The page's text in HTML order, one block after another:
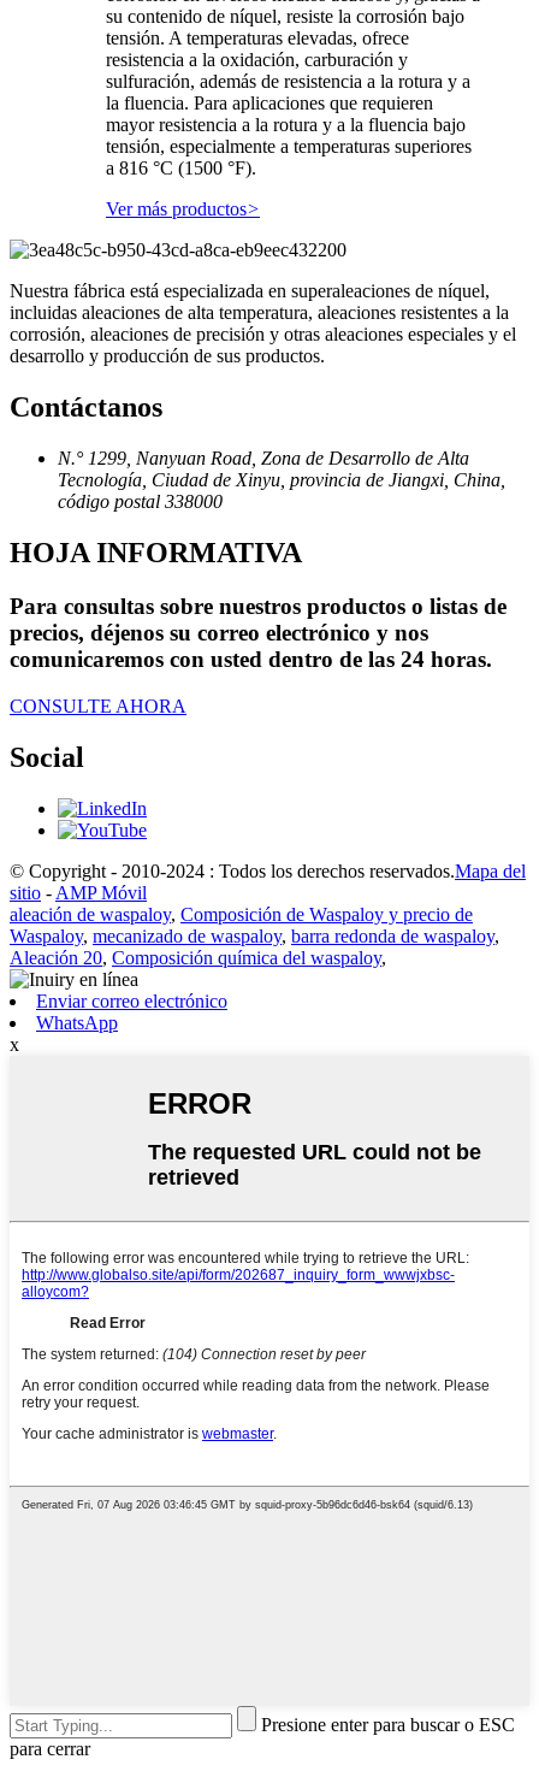
su contenido de níquel, resiste la corrosión bajo
tensión. A temperaturas elevadas, ofrece
resistencia a la oxidación, carburación y
sulfuración, además de resistencia a la rotura y a
la fluencia. Para aplicaciones que requieren
mayor resistencia a la rotura y a la fluencia bajo
tensión, especialmente a temperaturas superiores
a 816 °C (1500 °F).
Ver más productos>
Nuestra fábrica está especializada en superaleaciones de níquel,
incluidas aleaciones de alta temperatura, aleaciones resistentes a la
corrosión, aleaciones de precisión y otras aleaciones especiales y el
desarrollo y producción de sus productos.
Contáctanos
N.° 1299, Nanyuan Road, Zona de Desarrollo de Alta
Tecnología, Ciudad de Xinyu, provincia de Jiangxi, China,
código postal 338000
HOJA INFORMATIVA
Para consultas sobre nuestros productos o listas de
precios, déjenos su correo electrónico y nos
comunicaremos con usted dentro de las 24 horas.
CONSULTE AHORA
Social
© Copyright - 2010-2024 : Todos los derechos reservados.Mapa del
sitio - AMP Móvil
aleación de waspaloy, Composición de Waspaloy y precio de
Waspaloy, mecanizado de waspaloy, barra redonda de waspaloy,
Aleación 20, Composición química del waspaloy,
Enviar correo electrónico
WhatsApp
x
Presione enter para buscar o ESC
para cerrar